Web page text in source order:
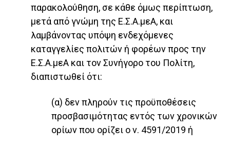
παρακολούθηση, σε κάθε όμως περίπτωση,
μετά από γνώμη της Ε.Σ.Α.μεΑ, και
λαμβάνοντας υπόψη ενδεχόμενες
καταγγελίες πολιτών ή φορέων προς την
Ε.Σ.Α.μεΑ και τον Συνήγορο του Πολίτη,
διαπιστωθεί ότι:
(α) δεν πληρούν τις προϋποθέσεις
προσβασιμότητας εντός των χρονικών
ορίων που ορίζει ο ν. 4591/2019 ή